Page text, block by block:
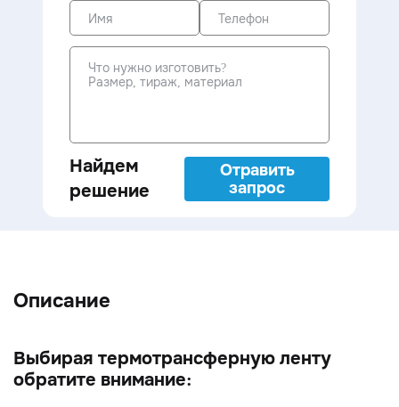
Найдем
решение
Отравить
запрос
Описание
Выбирая термотрансферную ленту
обратите внимание: